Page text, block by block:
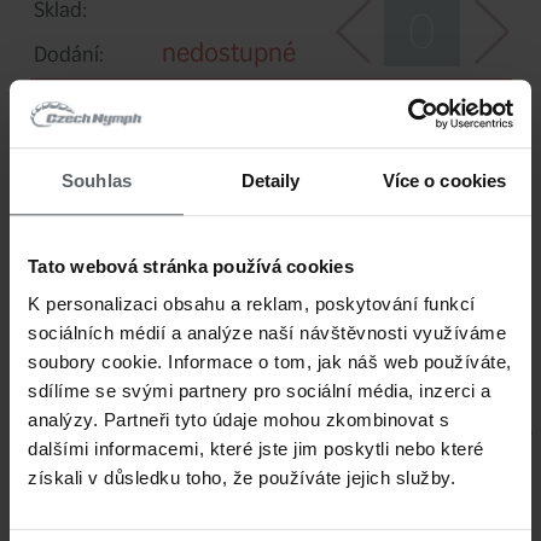
Souhlas Detaily Více o cookies
Tato webová stránka používá cookies
K personalizaci obsahu a reklam, poskytování funkcí
sociálních médií a analýze naší návštěvnosti využíváme
soubory cookie. Informace o tom, jak náš web používáte,
sdílíme se svými partnery pro sociální média, inzerci a
analýzy. Partneři tyto údaje mohou zkombinovat s
dalšími informacemi, které jste jim poskytli nebo které
získali v důsledku toho, že používáte jejich služby.
Velikost &
Hlavička: 18, 2,4 mm
Cena/ks: 49 CZK
Sklad:
Dodání:
nedostupné
Kód: FM995118c
Velikost &
Hlavička:
18, 2,8 mm
49 CZK